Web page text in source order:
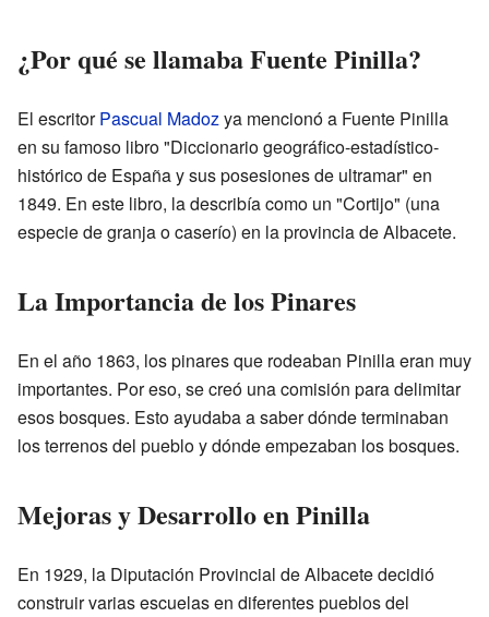
¿Por qué se llamaba Fuente Pinilla?
El escritorPascual Madozya mencionó a Fuente Pinilla
en su famoso libro "Diccionario geográfico-estadístico-
histórico de España y sus posesiones de ultramar" en
1849. En este libro, la describía como un "Cortijo" (una
especie de granja o caserío) en la provincia de Albacete.
La Importancia de los Pinares
En el año 1863, los pinares que rodeaban Pinilla eran muy
importantes. Por eso, se creó una comisión para delimitar
esos bosques. Esto ayudaba a saber dónde terminaban
los terrenos del pueblo y dónde empezaban los bosques.
Mejoras y Desarrollo en Pinilla
En 1929, la Diputación Provincial de Albacete decidió
construir varias escuelas en diferentes pueblos del